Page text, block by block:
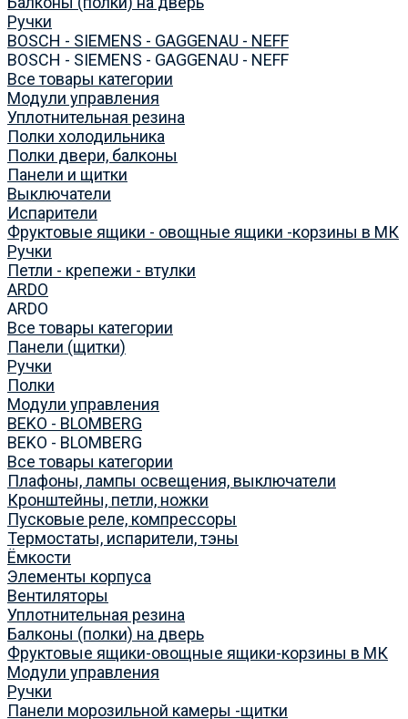
Ручки
BOSCH - SIEMENS - GAGGENAU - NEFF
BOSCH - SIEMENS - GAGGENAU - NEFF
Все товары категории
Модули управления
Уплотнительная резина
Полки холодильника
Полки двери, балконы
Панели и щитки
Выключатели
Испарители
Фруктовые ящики - овощные ящики -корзины в МК
Ручки
Петли - крепежи - втулки
ARDO
ARDO
Все товары категории
Панели (щитки)
Ручки
Полки
Модули управления
BEKO - BLOMBERG
BEKO - BLOMBERG
Все товары категории
Плафоны, лампы освещения, выключатели
Кронштейны, петли, ножки
Пусковые реле, компрессоры
Термостаты, испарители, тэны
Ёмкости
Элементы корпуса
Вентиляторы
Уплотнительная резина
Балконы (полки) на дверь
Фруктовые ящики-овощные ящики-корзины в МК
Модули управления
Ручки
Панели морозильной камеры -щитки